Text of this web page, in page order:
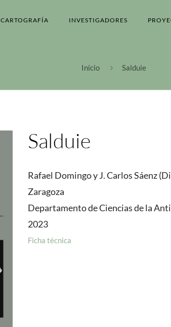
CARTOGRAFÍA INVESTIGADORES
Inicio Salduie
Salduie
Rafael Domingo y J. Carlos Sáenz
Zaragoza
Departamento de Ciencias de la
2023
Ficha técnica